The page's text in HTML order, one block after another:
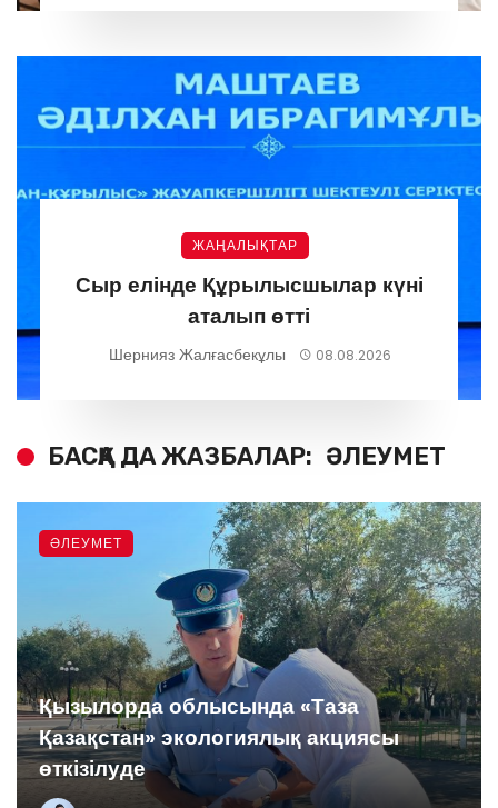
ЖАҢАЛЫҚТАР
Сыр елінде Құрылысшылар күні
аталып өтті
Шернияз Жалғасбекұлы 08.08.2026
БАСҚА ДА ЖАЗБАЛАР: ӘЛЕУМЕТ
Қызылорда облысында «Таза
Қазақстан» экологиялық акциясы
өткізілуде
ӘЛЕУМЕТ